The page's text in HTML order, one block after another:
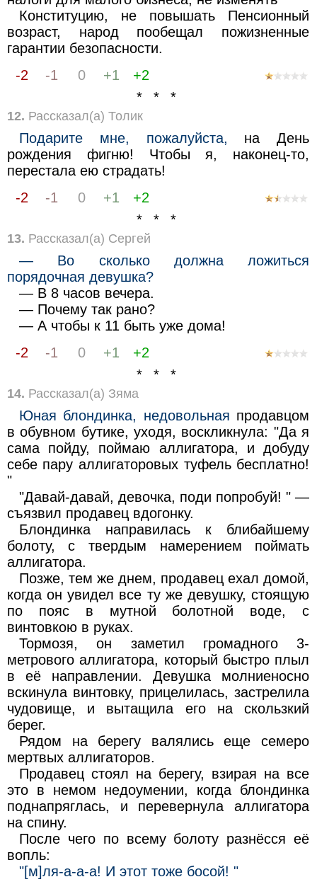
Конституцию, не повышать Пенсионный
возраст, народ пообещал пожизненные
гарантии безопасности.
-2
-1 0 +1
+2
* * *
12. Рассказал(а) Толик
Подарите мне, пожалуйста, на День
рождения фигню! Чтобы я, наконец-то,
перестала ею страдать!
-2
-1 0 +1
+2
* * *
13. Рассказал(а) Сергей
— Во сколько должна ложиться
порядочная девушка?
— В 8 часов вечера.
— Почему так рано?
— А чтобы к 11 быть уже дома!
-2
-1 0 +1
+2
* * *
14. Рассказал(а) Зяма
Юная блондинка, недовольная продавцом
в обувном бутике, уходя, воскликнула: "Да я
сама пойду, поймаю аллигатора, и добуду
себе пару аллигаторовых туфель бесплатно!
"
"Давай-давай, девочка, поди попробуй! " —
съязвил продавец вдогонку.
Блондинка направилась к блибайшему
болоту, с твердым намерением поймать
аллигатора.
Позже, тем же днем, продавец ехал домой,
когда он увидел все ту же девушку, стоящую
по пояс в мутной болотной воде, с
винтовкою в руках.
Тормозя, он заметил громадного 3-
метрового аллигатора, который быстро плыл
в её направлении. Девушка молниеносно
вскинула винтовку, прицелилась, застрелила
чудовище, и вытащила его на скользкий
берег.
Рядом на берегу валялись еще семеро
мертвых аллигаторов.
Продавец стоял на берегу, взирая на все
это в немом недоумении, когда блондинка
поднапряглась, и перевернула аллигатора
на спину.
После чего по всему болоту разнёсся её
вопль:
"[м]ля-а-а-а! И этот тоже босой! "